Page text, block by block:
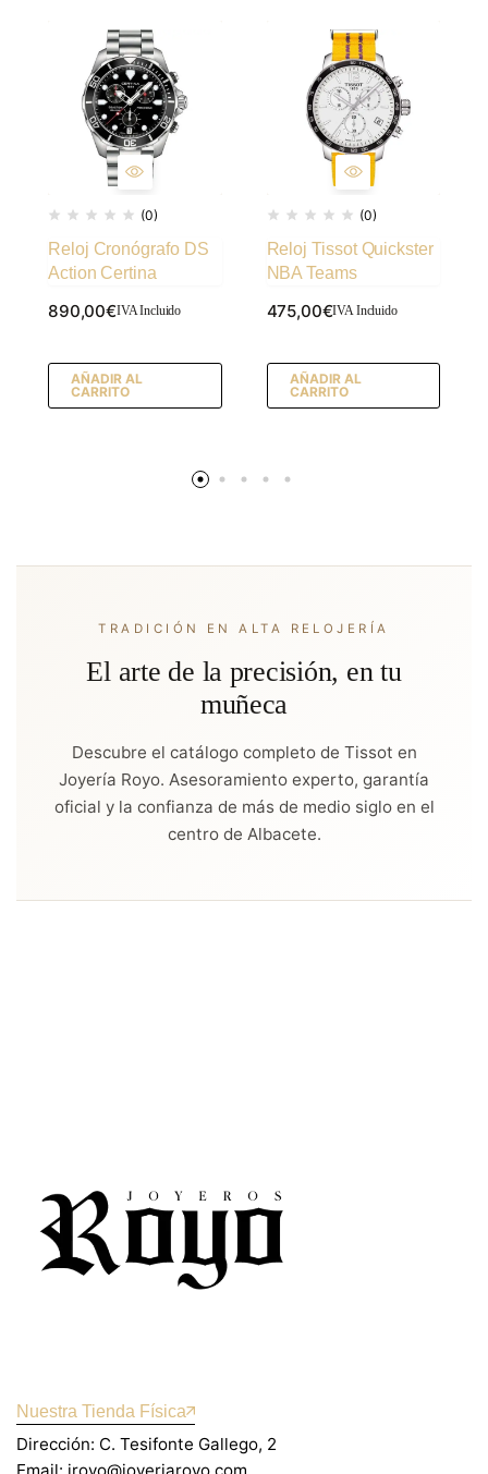
(0)
Reloj Cronógrafo DS
Action Certina
890,00€IVA Incluido
AÑADIR AL
CARRITO
(0)
Reloj Tissot Quickster
NBA Teams
475,00€IVA Incluido
AÑADIR AL
CARRITO
TRADICIÓN EN ALTA RELOJERÍA
El arte de la precisión, en tu
muñeca
Descubre el catálogo completo de Tissot en
Joyería Royo. Asesoramiento experto, garantía
oficial y la confianza de más de medio siglo en el
centro de Albacete.
Nuestra Tienda Física
Dirección: C. Tesifonte Gallego, 2